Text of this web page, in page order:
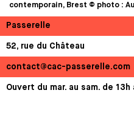
contemporain, Brest © photo :
Passerelle
52, rue du Château
contact@cac-passerelle.com
Ouvert du mar. au sam. de